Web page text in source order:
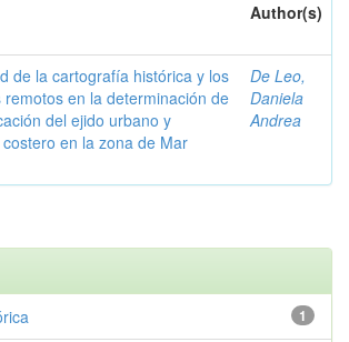
Author(s)
de la cartografía histórica y los
remotos en la determinación de
del ejido urbano y
en la zona de Mar
De Leo,
Daniela
Andrea
1